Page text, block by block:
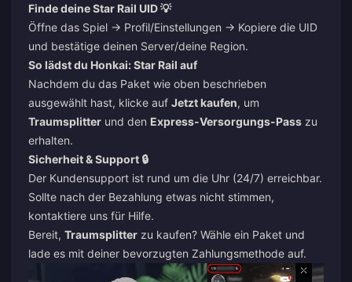
Finde deine Star Rail UID 💡
Öffne das Spiel → Profil/Einstellungen → Kopiere die UID
und bestätige deinen Server/deine Region.
So lädst du Honkai: Star Rail auf
Nachdem du das Paket wie oben beschrieben
ausgewählt hast, klicke auf Jetzt kaufen, um
Traumsplitter und den Express-Versorgungs-Pass zu
erhalten.
Sicherheit & Support 🔒
Der Kundensupport ist rund um die Uhr (24/7) erreichbar.
Sollte nach der Bezahlung etwas nicht stimmen,
kontaktiere uns für Hilfe.
Bereit, Traumsplitter zu kaufen? Wähle ein Paket und
lade es mit deiner bevorzugten Zahlungsmethode auf.